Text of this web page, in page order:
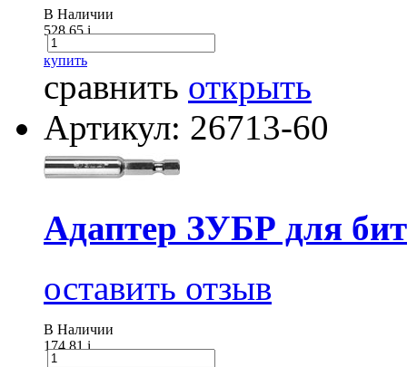
В Наличии
528.65i
купить
сравнить открыть
Артикул: 26713-60
Адаптер ЗУБР для
оставить отзыв
В Наличии
174.81i